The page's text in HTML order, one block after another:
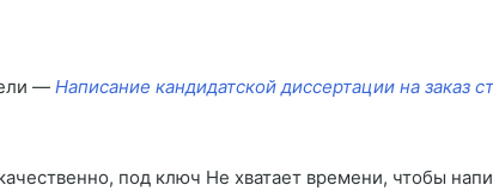
— Написание кандидатской диссертации на заказ
под ключ Не хватает времени, чтобы